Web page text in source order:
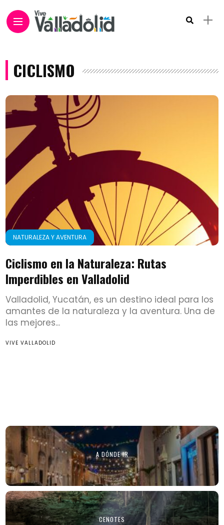
CICLISMO
NATURALEZA Y AVENTURA
Ciclismo en la Naturaleza: Rutas
Imperdibles en Valladolid
Valladolid, Yucatán, es un destino ideal para los
amantes de la naturaleza y la aventura. Una de
las mejores...
VIVE VALLADOLID
A DÓNDE IR
CENOTES